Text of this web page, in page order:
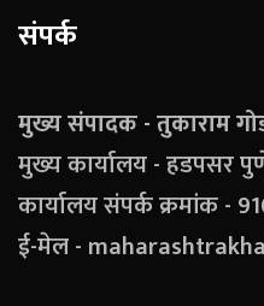
संपर्क
मुख्य संपादक - तुकाराम
मुख्य कार्यालय - हडपसर
कार्यालय संपर्क क्रमांक -
ई-मेल -